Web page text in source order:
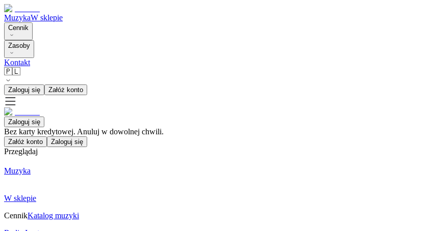
MuzykaW sklepie
Cennik
Zasoby
Kontakt
🇵🇱
Zaloguj się Załóż konto
Zaloguj się
Bez karty kredytowej. Anuluj w dowolnej chwili.
Załóż konto Zaloguj się
Przeglądaj
Muzyka
W sklepie
CennikKatalog muzyki